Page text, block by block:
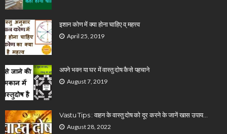
इशान कोण में क्या होना चाहिए व् महत्त्व
April 25, 2019
अपने भवन या घर में वास्तु दोष कैसे पहचाने
August 7, 2019
Vastu Tips : वाहन के वास्तु दोष को दूर करने के जानें खास उपाय…
August 28, 2022